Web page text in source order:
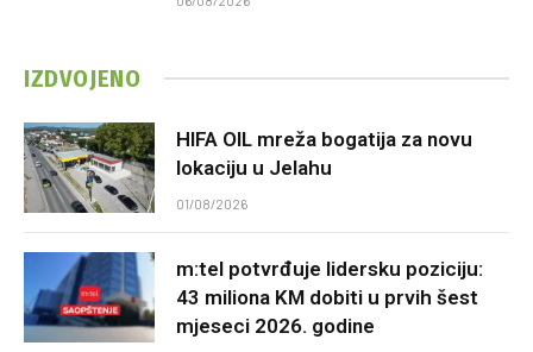
IZDVOJENO
HIFA OIL mreža bogatija za novu
lokaciju u Jelahu
01/08/2026
m:tel potvrđuje lidersku poziciju:
43 miliona KM dobiti u prvih šest
mjeseci 2026. godine